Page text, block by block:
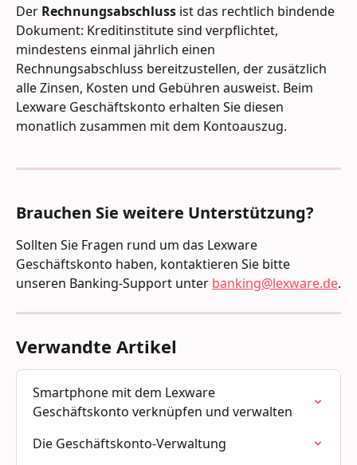
Der Rechnungsabschluss ist das rechtlich bindende
Dokument: Kreditinstitute sind verpflichtet,
mindestens einmal jährlich einen
Rechnungsabschluss bereitzustellen, der zusätzlich
alle Zinsen, Kosten und Gebühren ausweist. Beim
Lexware Geschäftskonto erhalten Sie diesen
monatlich zusammen mit dem Kontoauszug.
Brauchen Sie weitere Unterstützung?
Sollten Sie Fragen rund um das Lexware
Geschäftskonto haben, kontaktieren Sie bitte
unseren Banking-Support unter banking@lexware.de.
Verwandte Artikel
Smartphone mit dem Lexware
Geschäftskonto verknüpfen und verwalten
Die Geschäftskonto-Verwaltung